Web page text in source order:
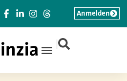
|
Anmelden